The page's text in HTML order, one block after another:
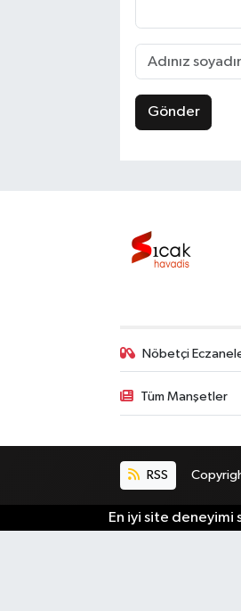
Gönder
Nöbetçi
Tüm Manşetler
RSS
En iyi site deneyimi